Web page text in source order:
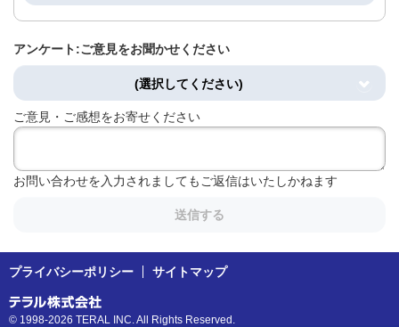
アンケート:ご意見をお聞かせください
(選択してください)
ご意見・ご感想をお寄せください
お問い合わせを入力されましてもご返信はいたしかねます
送信する
プライバシーポリシー サイトマップ
© 1998-2026 TERAL INC. All Rights Reserved.